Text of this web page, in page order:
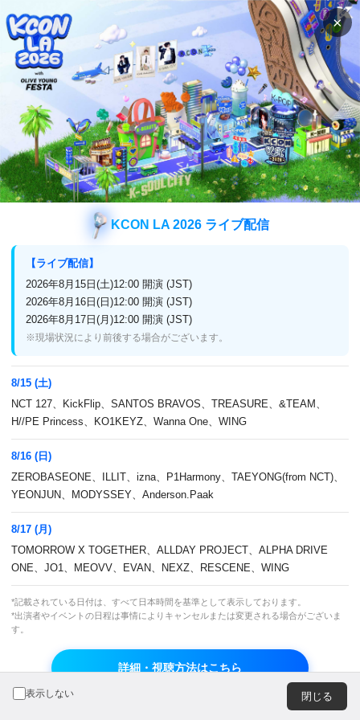
検索 視聴方法
検索 iKONの検索結果
iKON 検索結果
企業情報
プライバシーポリシー
JASRAC 許諾番号
9013278002Y45037
X000470B01L
© CJ ENM Japan Inc. All Rights Reserved.
よりよいエクスペリエンスを提供するため、当ウェブサイト
Cookie の使用を承諾したものとみなされます。詳細につい
てはプライバシーポリシーをご覧ください。
OK
×
KCON LA 2026 ライブ配信
【ライブ配信】
2026年8月15日(土)12:00 開演 (JST)
2026年8月16日(日)12:00 開演 (JST)
2026年8月17日(月)12:00 開演 (JST)
※現場状況により前後する場合がございます。
8/15 (土)
NCT 127、KickFlip、SANTOS BRAVOS、TREASURE、&TEAM、
H//PE Princess、KO1KEYZ、Wanna One、WING
8/16 (日)
ZEROBASEONE、ILLIT、izna、P1Harmony、TAEYONG(from NCT)、
YEONJUN、MODYSSEY、Anderson.Paak
8/17 (月)
TOMORROW X TOGETHER、ALLDAY PROJECT、ALPHA DRIVE
ONE、JO1、MEOVV、EVAN、NEXZ、RESCENE、WING
*記載されている日付は、すべて日本時間を基準として表示しております。
*出演者やイベントの日程は事情によりキャンセルまたは変更される場合がございま
す。
詳細・視聴方法はこちら
表示しない 閉じる